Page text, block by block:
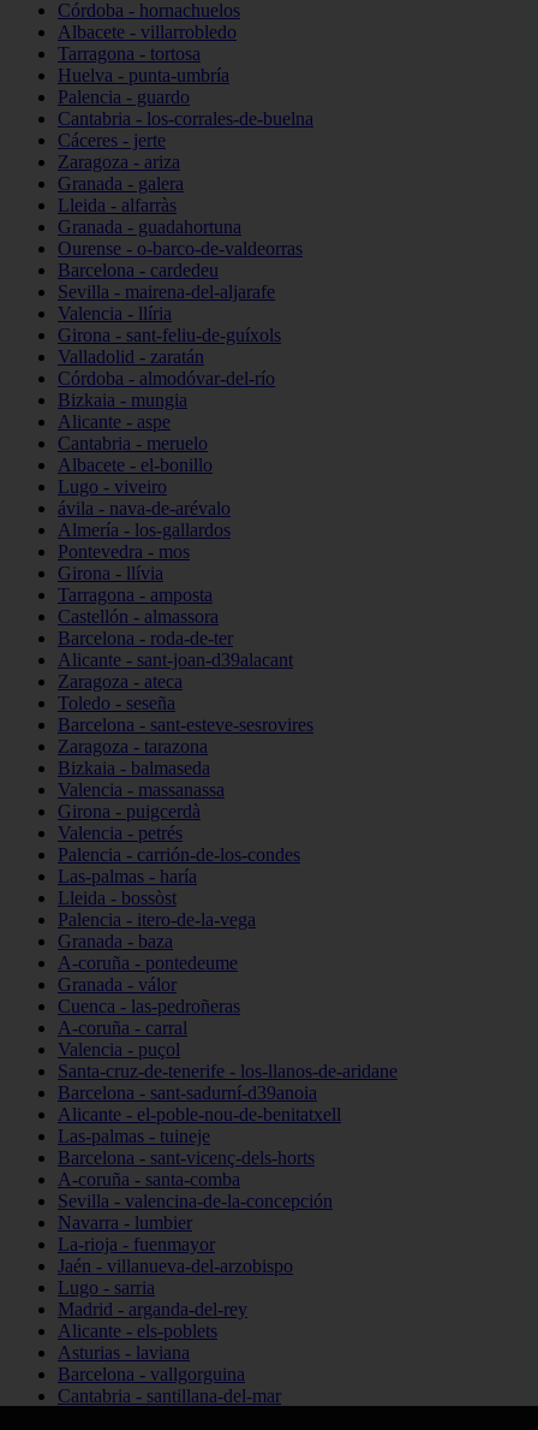
Córdoba - hornachuelos
Albacete - villarrobledo
Tarragona - tortosa
Huelva - punta-umbría
Palencia - guardo
Cantabria - los-corrales-de-buelna
Cáceres - jerte
Zaragoza - ariza
Granada - galera
Lleida - alfarràs
Granada - guadahortuna
Ourense - o-barco-de-valdeorras
Barcelona - cardedeu
Sevilla - mairena-del-aljarafe
Valencia - llíria
Girona - sant-feliu-de-guíxols
Valladolid - zaratán
Córdoba - almodóvar-del-río
Bizkaia - mungia
Alicante - aspe
Cantabria - meruelo
Albacete - el-bonillo
Lugo - viveiro
ávila - nava-de-arévalo
Almería - los-gallardos
Pontevedra - mos
Girona - llívia
Tarragona - amposta
Castellón - almassora
Barcelona - roda-de-ter
Alicante - sant-joan-d39alacant
Zaragoza - ateca
Toledo - seseña
Barcelona - sant-esteve-sesrovires
Zaragoza - tarazona
Bizkaia - balmaseda
Valencia - massanassa
Girona - puigcerdà
Valencia - petrés
Palencia - carrión-de-los-condes
Las-palmas - haría
Lleida - bossòst
Palencia - itero-de-la-vega
Granada - baza
A-coruña - pontedeume
Granada - válor
Cuenca - las-pedroñeras
A-coruña - carral
Valencia - puçol
Santa-cruz-de-tenerife - los-llanos-de-aridane
Barcelona - sant-sadurní-d39anoia
Alicante - el-poble-nou-de-benitatxell
Las-palmas - tuineje
Barcelona - sant-vicenç-dels-horts
A-coruña - santa-comba
Sevilla - valencina-de-la-concepción
Navarra - lumbier
La-rioja - fuenmayor
Jaén - villanueva-del-arzobispo
Lugo - sarria
Madrid - arganda-del-rey
Alicante - els-poblets
Asturias - laviana
Barcelona - vallgorguina
Cantabria - santillana-del-mar